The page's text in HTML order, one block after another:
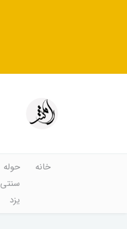
خانه
حوله
سنتی
یزد